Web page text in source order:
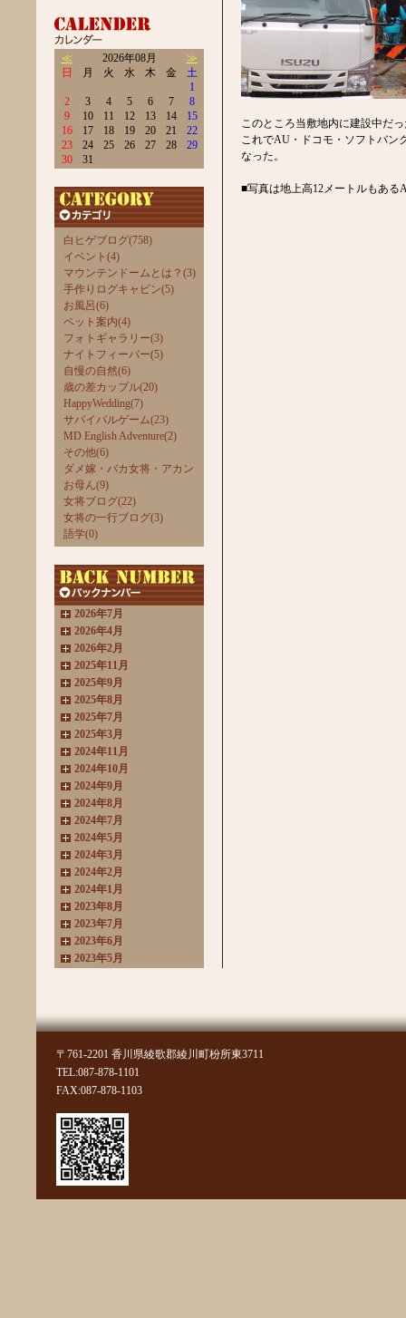
≪ 2026年08月
≫
日
月 火 水 木 金
土
1
2
3 4 5 6 7
8
9
10 11 12 13 14
15
16
17 18 19 20 21
22
23
24 25 26 27 28
29
30
31
白ヒゲブログ(758)
イベント(4)
マウンテンドームとは？(3)
手作りログキャビン(5)
お風呂(6)
ペット案内(4)
フォトギャラリー(3)
ナイトフィーバー(5)
自慢の自然(6)
歳の差カップル(20)
HappyWedding(7)
サバイバルゲーム(23)
MD English Adventure(2)
その他(6)
ダメ嫁・バカ女将・アカン
お母ん(9)
女将ブログ(22)
女将の一行ブログ(3)
語学(0)
2026年7月
2026年4月
2026年2月
2025年11月
2025年9月
2025年8月
2025年7月
2025年3月
2024年11月
2024年10月
2024年9月
2024年8月
2024年7月
2024年5月
2024年3月
2024年2月
2024年1月
2023年8月
2023年7月
2023年6月
2023年5月
2022年10月
2022年7月
2022年6月
2022年4月
2022年3月
2022年2月
2022年1月
2021年11月
2021年10月
2021年9月
このところ当敷地内に建設中だ
これでAU・ドコモ・ソフトバン
なった。
■写真は地上高12メートルもある
〒761-2201 香川県綾歌郡綾川町枌所東3711
TEL:087-878-1101
FAX:087-878-1103